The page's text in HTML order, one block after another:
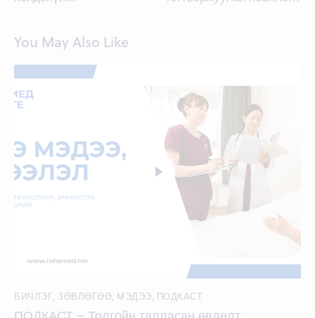
You May Also Like
БИЧЛЭГ, ЗӨВЛӨГӨӨ, МЭДЭЭ, ПОДКАСТ